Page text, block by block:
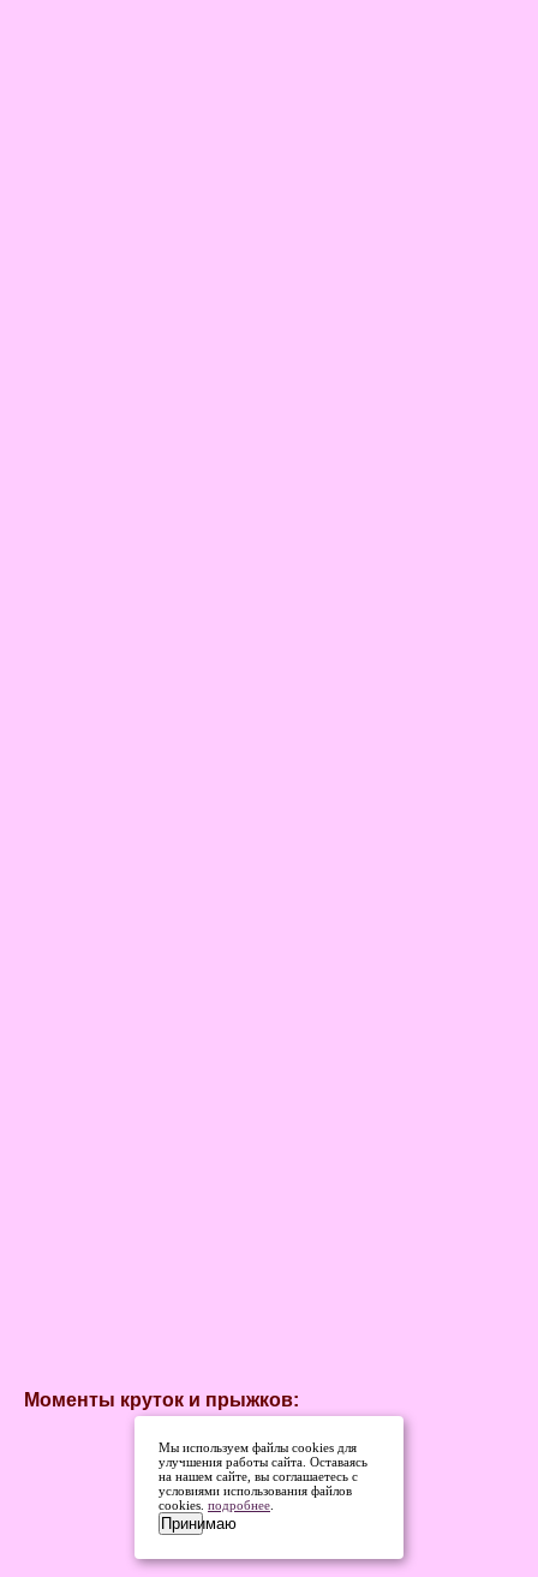
Моменты круток и прыжков:
Мы используем файлы cookies для
улучшения работы сайта. Оставаясь
на нашем сайте, вы соглашаетесь с
условиями использования файлов
cookies. подробнее
Принимаю